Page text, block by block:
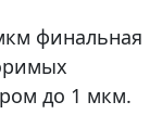
финальная
до 1 мкм.